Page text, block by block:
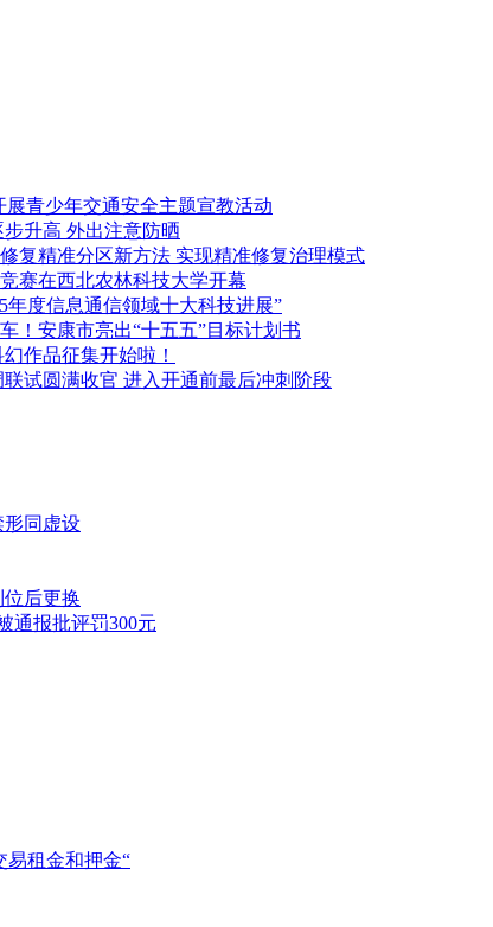
青少年交通安全主题宣教活动
升高 外出注意防晒
复精准分区新方法 实现精准修复治理模式
赛在西北农林科技大学开幕
年度信息通信领域十大科技进展”
！安康市亮出“十五五”目标计划书
作品征集开始啦！
试圆满收官 进入开通前最后冲刺阶段
形同虚设
后更换
通报批评罚300元
易租金和押金“